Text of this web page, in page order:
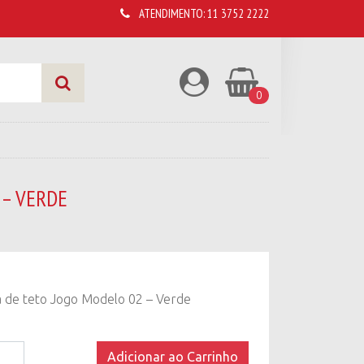
ATENDIMENTO:11 3752 2222
0
VERDE
de teto Jogo Modelo 02 – Verde
Adicionar ao Carrinho